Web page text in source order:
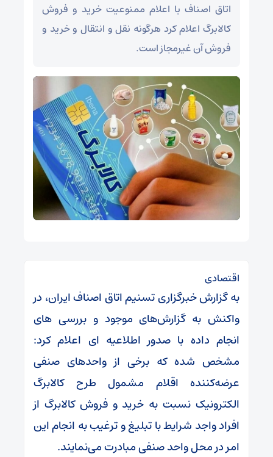
اتاق اصناف با اعلام ممنوعیت خرید و فروش
کالابرگ اعلام کرد هرگونه نقل و انتقال و خرید و
فروش آن غیرمجاز است.
اقتصادی
به گزارش خبرگزاری تسنیم اتاق اصناف ایران، در
واکنش به گزارش‌های موجود و بررسی های
انجام داده با صدور اطلاعیه ای اعلام کرد:
مشخص شده که برخی از واحدهای صنفی
عرضه‌کننده اقلام مشمول طرح کالابرگ
الکترونیک نسبت به خرید و فروش کالابرگ از
افراد واجد شرایط با تبلیغ و ترغیب به انجام این
امر در محل واحد صنفی مبادرت می‌نمایند.